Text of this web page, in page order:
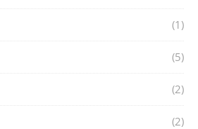
(1)
(5)
(2)
(2)